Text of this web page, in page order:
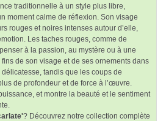
traditionnelle à un style plus libre,
moment calme de réflexion. Son visage
rouges et noires intenses autour d’elle,
Les taches rouges, comme de
à la passion, au mystère ou à une
de son visage et de ses ornements dans
tandis que les coups de
de profondeur et de force à l’œuvre.
et montre la beauté et le sentiment
? Découvrez notre collection complète